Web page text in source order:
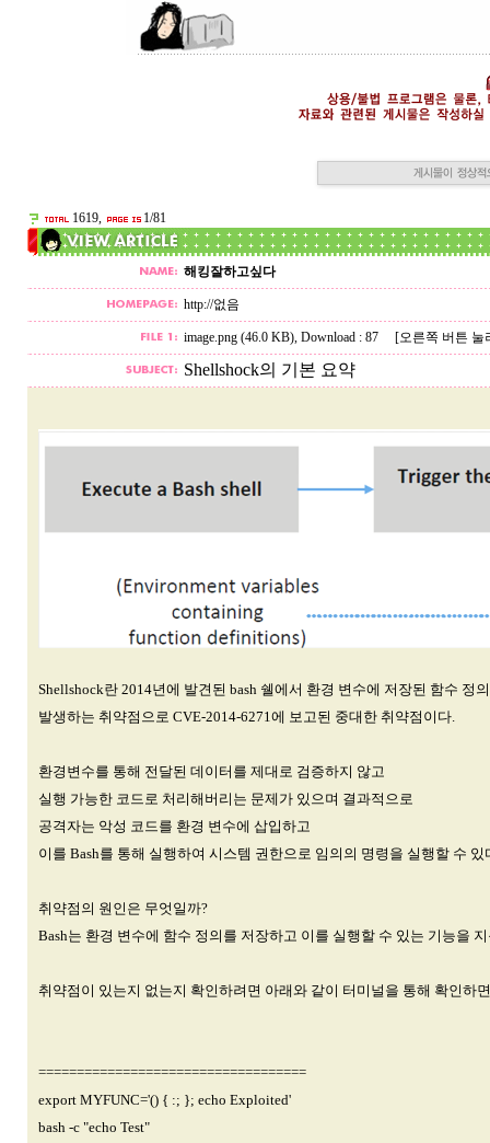
1619, 1/81
해킹잘하고싶다
http://없음
image.png (46.0 KB), Download : 87 [오른쪽 버튼 눌
Shellshock의 기본 요약
Shellshock란 2014년에 발견된 bash 쉘에서 환경 변수에 저장된 함수 정
발생하는 취약점으로 CVE-2014-6271에 보고된 중대한 취약점이다.
환경변수를 통해 전달된 데이터를 제대로 검증하지 않고
실행 가능한 코드로 처리해버리는 문제가 있으며 결과적으로
공격자는 악성 코드를 환경 변수에 삽입하고
이를 Bash를 통해 실행하여 시스템 권한으로 임의의 명령을 실행할 수 있
취약점의 원인은 무엇일까?
Bash는 환경 변수에 함수 정의를 저장하고 이를 실행할 수 있는 기능을
취약점이 있는지 없는지 확인하려면 아래와 같이 터미널을 통해 확인하
===================================
export MYFUNC='() { :; }; echo Exploited'
bash -c "echo Test"